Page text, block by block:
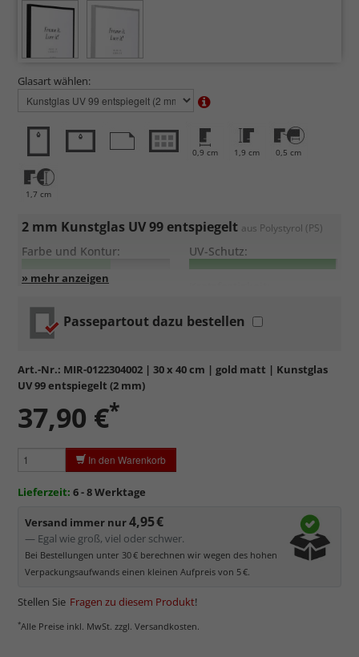
Glasart wählen:
0,9 cm 1,9 cm 0,5 cm
1,7 cm
2 mm Kunstglas UV 99 entspiegelt aus Polystyrol (PS)
Farbe und Kontur: UV-Schutz:
Entspiegelung:
Sehr leicht und bruchsicher , daher auch für große Formate
geeignet.
der Farben.
Einseitig mattiert
und direkte Reflexionen deutlich reduziert werden.
Sehr kratzempfindlich
die abgezogen werden muss.
Elektrostatischgeladen, daher werden Staub und feine
Partikel angezogen.
Distanzrahmen geeignet
. Mit zunehmendem Abstand zum
Bild wird dieses Glas milchig.
Passepartout dazu bestellen
Art.-Nr.: MIR-0122304002 | 30 x 40 cm | gold matt | Kunstglas
UV 99 entspiegelt (2 mm)
37,90 €*
In den Warenkorb
Lieferzeit: 6 - 8 Werktage
Versand immer nur4,95 €
— Egal wie groß, viel oder schwer.
Bei Bestellungen unter 30 € berechnen wir wegen des hohen
Verpackungsaufwands einen kleinen Aufpreis von 5 €.
Stellen Sie Fragen zu diesem Produkt!
*Alle Preise inkl. MwSt. zzgl. Versandkosten.